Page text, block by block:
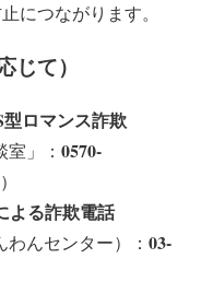
につながります。
じて）
ロマンス詐欺
」： 0570-
）
よる詐欺電話
んセンター）： 03-